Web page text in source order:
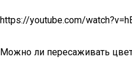
https://youtube.com/
Можно ли пересаживать